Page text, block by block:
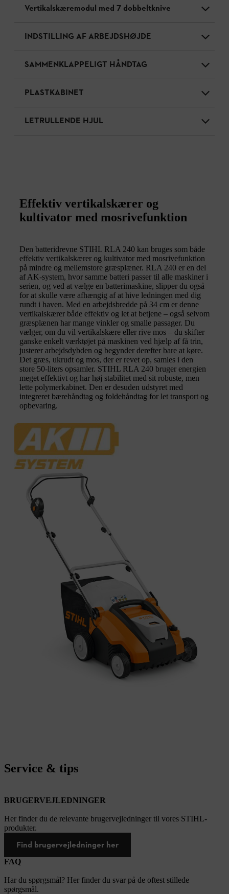
Vertikalskæremodul med 7 dobbeltknive
INDSTILLING AF ARBEJDSHØJDE
SAMMENKLAPPELIGT HÅNDTAG
PLASTKABINET
LETRULLENDE HJUL
Effektiv vertikalskærer og
kultivator med mosrivefunktion
Den batteridrevne STIHL RLA 240 kan bruges som både
effektiv vertikalskærer og kultivator med mosrivefunktion
på mindre og mellemstore græsplæner. RLA 240 er en del
af AK-system, hvor samme batteri passer til alle maskiner i
serien, og ved at vælge en batterimaskine, slipper du også
for at skulle være afhængig af at hive ledningen med dig
rundt i haven. Med en arbejdsbredde på 34 cm er denne
vertikalskærer både effektiv og let at betjene – også selvom
græsplænen har mange vinkler og smalle passager. Du
vælger, om du vil vertikalskære eller rive mos – du skifter
ganske enkelt værktøjet på maskinen ved hjælp af få trin,
justerer arbejdsdybden og begynder derefter bare at køre.
Det græs, ukrudt og mos, der er revet op, samles i den
store 50-liters opsamler. STIHL RLA 240 bruger energien
meget effektivt og har høj stabilitet med sit robuste, men
lette polymerkabinet. Den er desuden udstyret med
integreret bærehåndtag og foldehåndtag for let transport og
opbevaring.
Service & tips
BRUGERVEJLEDNINGER
Her finder du de relevante brugervejledninger til vores STIHL-
produkter.
Find brugervejledninger her
FAQ
Har du spørgsmål? Her finder du svar på de oftest stillede
spørgsmål.